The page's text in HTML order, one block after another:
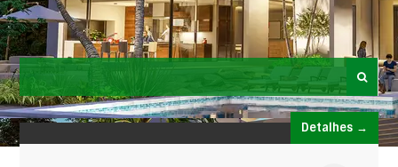
Detalhes →